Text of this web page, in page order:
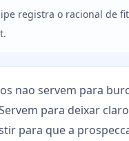
registra o racional de
nao servem para
para deixar
para que a